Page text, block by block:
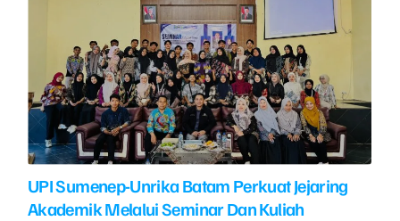
UPI Sumenep-Unrika Batam Perkuat Jejaring
Akademik Melalui Seminar Dan Kuliah